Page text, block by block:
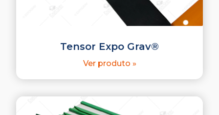
Tensor Expo Grav®
Ver produto »